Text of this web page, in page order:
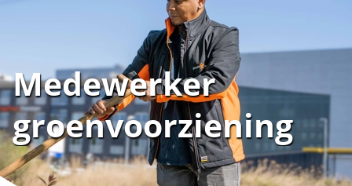
Medewerker
groenvoorziening